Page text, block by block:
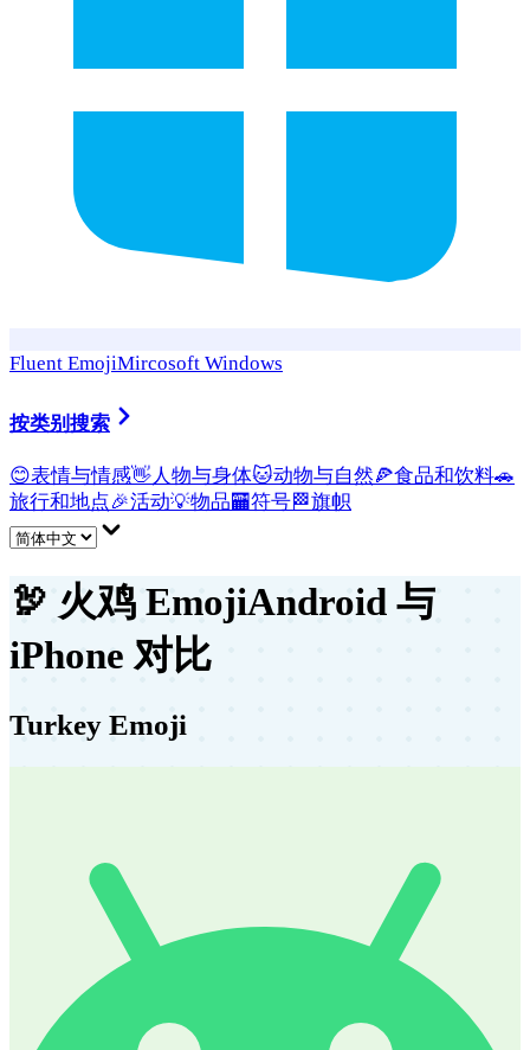
Fluent EmojiMircosoft Windows
按类别搜索
😊表情与情感👋 人物与身体🐱动物与自然🍕食品和饮料🚗
旅行和地点🎉活动💡物品🏧符号🏁旗帜
🦃 火鸡 EmojiAndroid 与
iPhone 对比
Turkey Emoji